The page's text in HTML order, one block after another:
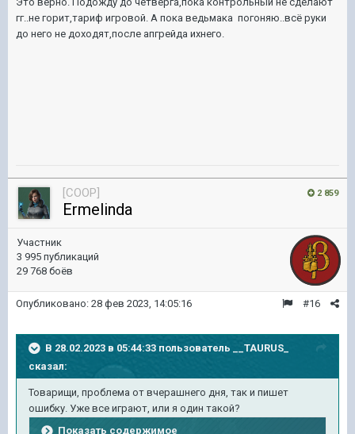
гг..не горит,тариф игровой. А пока ведьмака погоняю..всё руки
до него не доходят,после апгрейда ихнего.
2 859
[COOP]
Ermelinda
Участник
3 995 публикаций
29 768 боёв
#16
Опубликовано: 28 фев 2023, 14:05:16
В 28.02.2023 в 05:44:33 пользователь
__TAURUS_
сказал:
Товарищи, проблема от вчерашнего дня, так и пишет
ошибку. Уже все играют, или я один такой?
Показать содержимое